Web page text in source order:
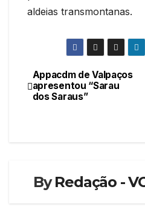
aldeias transmontanas.
Navegação
de
Appacdm de Valpaços
apresentou “Sarau
dos Saraus”
ByRedação -